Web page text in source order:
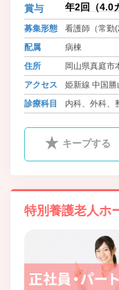
賞与 年2回（4.0
募集形態
看護師（常勤
配属
病棟
住所
岡山県真庭市
アクセス
姫新線 中国
診療科目
内科、外科、
キープする
特別養護老人ホ